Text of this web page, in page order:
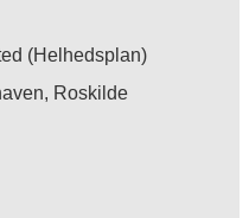
(Helhedsplan)
Roskilde